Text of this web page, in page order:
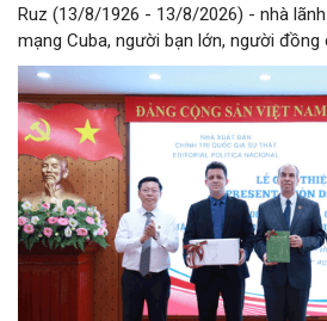
Ruz (13/8/1926 - 13/8/2026) - nhà
mạng Cuba, người bạn lớn, người
Đảng, Nhà nước và nhân dân Việt
Nhà xuất bản Chính trị quốc gia Sự
giáo Trung ương tổ chức Lễ giới thiệu
tác phẩm chọn lọc của Tổng Tư lệnh
tập bằng tiếng Tây Ban Nha.